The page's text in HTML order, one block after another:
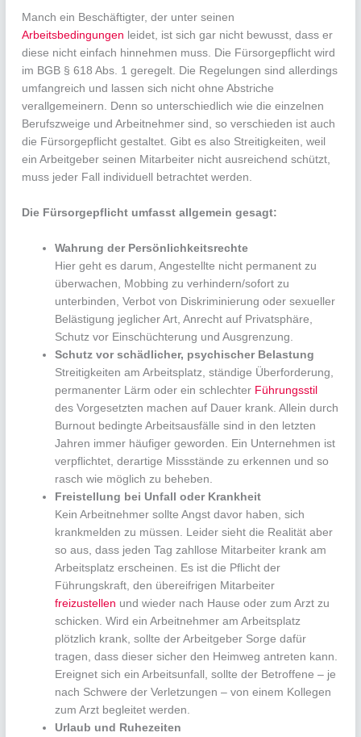
Manch ein Beschäftigter, der unter seinen
Arbeitsbedingungen leidet, ist sich gar nicht bewusst, dass er
diese nicht einfach hinnehmen muss. Die Fürsorgepflicht wird
im BGB § 618 Abs. 1 geregelt. Die Regelungen sind allerdings
umfangreich und lassen sich nicht ohne Abstriche
verallgemeinern. Denn so unterschiedlich wie die einzelnen
Berufszweige und Arbeitnehmer sind, so verschieden ist auch
die Fürsorgepflicht gestaltet. Gibt es also Streitigkeiten, weil
ein Arbeitgeber seinen Mitarbeiter nicht ausreichend schützt,
muss jeder Fall individuell betrachtet werden.
Die Fürsorgepflicht umfasst allgemein gesagt:
Wahrung der Persönlichkeitsrechte
Hier geht es darum, Angestellte nicht permanent zu
überwachen, Mobbing zu verhindern/sofort zu
unterbinden, Verbot von Diskriminierung oder sexueller
Belästigung jeglicher Art, Anrecht auf Privatsphäre,
Schutz vor Einschüchterung und Ausgrenzung.
Schutz vor schädlicher, psychischer Belastung
Streitigkeiten am Arbeitsplatz, ständige Überforderung,
permanenter Lärm oder ein schlechter Führungsstil
des Vorgesetzten machen auf Dauer krank. Allein durch
Burnout bedingte Arbeitsausfälle sind in den letzten
Jahren immer häufiger geworden. Ein Unternehmen ist
verpflichtet, derartige Missstände zu erkennen und so
rasch wie möglich zu beheben.
Freistellung bei Unfall oder Krankheit
Kein Arbeitnehmer sollte Angst davor haben, sich
krankmelden zu müssen. Leider sieht die Realität aber
so aus, dass jeden Tag zahllose Mitarbeiter krank am
Arbeitsplatz erscheinen. Es ist die Pflicht der
Führungskraft, den übereifrigen Mitarbeiter
freizustellen und wieder nach Hause oder zum Arzt zu
schicken. Wird ein Arbeitnehmer am Arbeitsplatz
plötzlich krank, sollte der Arbeitgeber Sorge dafür
tragen, dass dieser sicher den Heimweg antreten kann.
Ereignet sich ein Arbeitsunfall, sollte der Betroffene – je
nach Schwere der Verletzungen – von einem Kollegen
zum Arzt begleitet werden.
Urlaub und Ruhezeiten